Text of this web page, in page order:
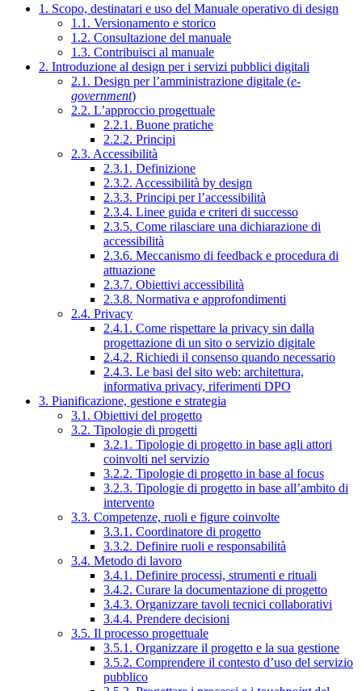
1. Scopo, destinatari e uso del Manuale operativo di design
1.1. Versionamento e storico
1.2. Consultazione del manuale
1.3. Contribuisci al manuale
2. Introduzione al design per i servizi pubblici digitali
2.1. Design per l’amministrazione digitale (e-
government)
2.2. L’approccio progettuale
2.2.1. Buone pratiche
2.2.2. Principi
2.3. Accessibilità
2.3.1. Definizione
2.3.2. Accessibilità by design
2.3.3. Principi per l’accessibilità
2.3.4. Linee guida e criteri di successo
2.3.5. Come rilasciare una dichiarazione di
accessibilità
2.3.6. Meccanismo di feedback e procedura di
attuazione
2.3.7. Obiettivi accessibilità
2.3.8. Normativa e approfondimenti
2.4. Privacy
2.4.1. Come rispettare la privacy sin dalla
progettazione di un sito o servizio digitale
2.4.2. Richiedi il consenso quando necessario
2.4.3. Le basi del sito web: architettura,
informativa privacy, riferimenti DPO
3. Pianificazione, gestione e strategia
3.1. Obiettivi del progetto
3.2. Tipologie di progetti
3.2.1. Tipologie di progetto in base agli attori
coinvolti nel servizio
3.2.2. Tipologie di progetto in base al focus
3.2.3. Tipologie di progetto in base all’ambito di
intervento
3.3. Competenze, ruoli e figure coinvolte
3.3.1. Coordinatore di progetto
3.3.2. Definire ruoli e responsabilità
3.4. Metodo di lavoro
3.4.1. Definire processi, strumenti e rituali
3.4.2. Curare la documentazione di progetto
3.4.3. Organizzare tavoli tecnici collaborativi
3.4.4. Prendere decisioni
3.5. Il processo progettuale
3.5.1. Organizzare il progetto e la sua gestione
3.5.2. Comprendere il contesto d’uso del servizio
pubblico